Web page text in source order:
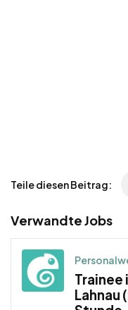
Teile diesen Beitrag:
Verwandte Jobs
Trainee